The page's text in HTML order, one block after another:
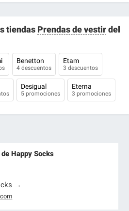
tiendas Prendas de vestirdel
Benetton
4 descuentos
Etam
3 descuentos
Desigual
5 promociones
Eterna
3 promociones
Happy Socks
→